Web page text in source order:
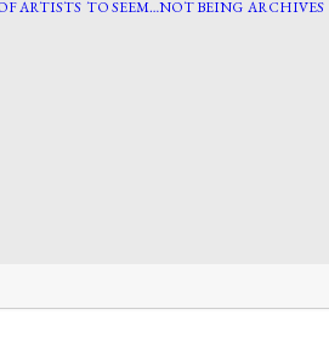
ARTISTS TO SEEM…NOT BEING ARCHIVES